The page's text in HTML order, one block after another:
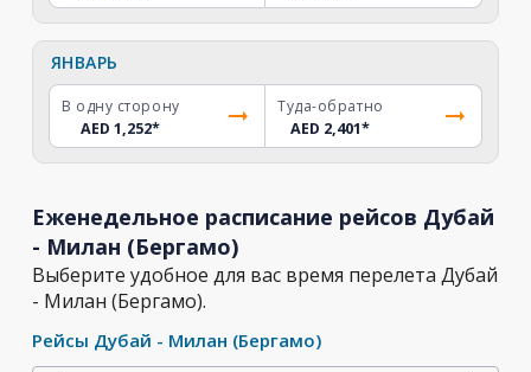
ЯНВАРЬ
В одну сторону
AED 1,252*
Туда-обратно
AED 2,401*
Еженедельное расписание рейсов Дубай
- Милан (Бергамо)
Выберите удобное для вас время перелета Дубай
- Милан (Бергамо).
Рейсы Дубай - Милан (Бергамо)